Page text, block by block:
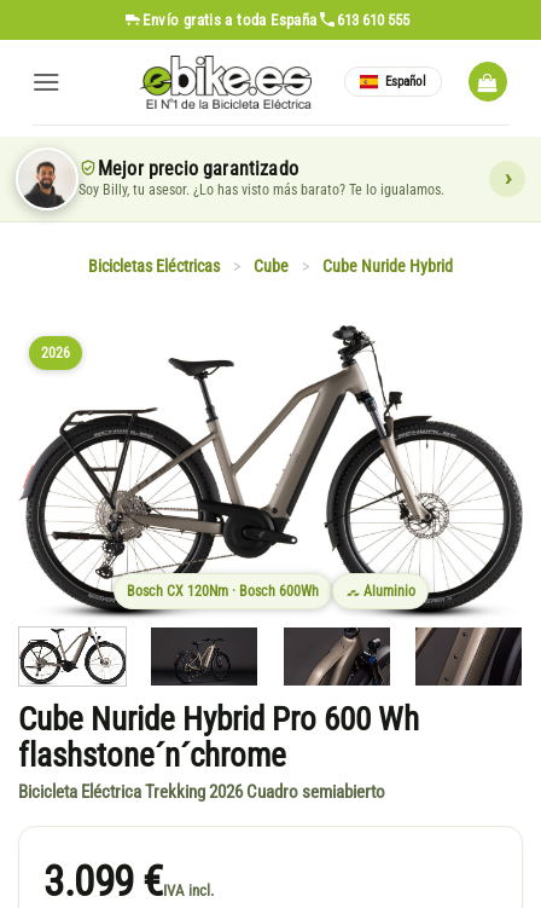
al
contenido
Envío gratis a toda España 613 610 555
Español
Mejor precio garantizado
Soy Billy, tu asesor. ¿Lo has visto más barato? Te lo igualamos.
Bicicletas Eléctricas > Cube > Cube Nuride Hybrid
2026
Bosch CX 120Nm · Bosch 600Wh Aluminio
Cube Nuride Hybrid Pro 600 Wh
flashstone´n´chrome
Bicicleta Eléctrica Trekking 2026 Cuadro semiabierto
3.099 €IVA incl.